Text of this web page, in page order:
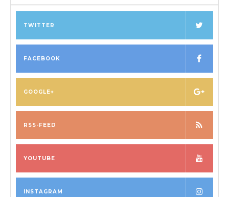
TWITTER
FACEBOOK
GOOGLE+
RSS-FEED
YOUTUBE
INSTAGRAM